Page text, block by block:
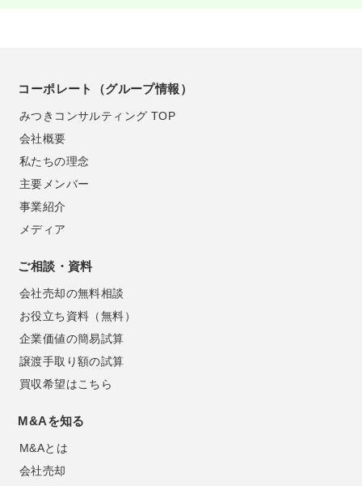
コーポレート（グループ情報）
みつきコンサルティング TOP
会社概要
私たちの理念
主要メンバー
事業紹介
メディア
ご相談・資料
会社売却の無料相談
お役立ち資料（無料）
企業価値の簡易試算
譲渡手取り額の試算
買収希望はこちら
M&Aを知る
M&Aとは
会社売却